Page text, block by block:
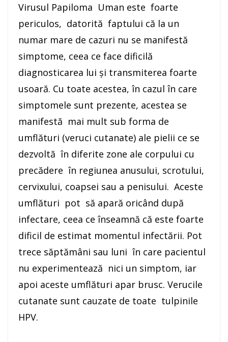
Virusul Papiloma Uman este foarte
periculos, datorită faptului că la un
numar mare de cazuri nu se manifestă
simptome, ceea ce face dificilă
diagnosticarea lui și transmiterea foarte
usoară. Cu toate acestea, în cazul în care
simptomele sunt prezente, acestea se
manifestă mai mult sub forma de
umflături (veruci cutanate) ale pielii ce se
dezvoltă în diferite zone ale corpului cu
precădere în regiunea anusului, scrotului,
cervixului, coapsei sau a penisului. Aceste
umflături pot să apară oricând după
infectare, ceea ce înseamnă că este foarte
dificil de estimat momentul infectării. Pot
trece săptămâni sau luni în care pacientul
nu experimentează nici un simptom, iar
apoi aceste umflături apar brusc. Verucile
cutanate sunt cauzate de toate tulpinile
HPV.